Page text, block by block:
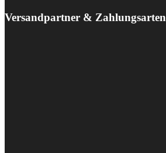
Versandpartner & Zahlungsarten